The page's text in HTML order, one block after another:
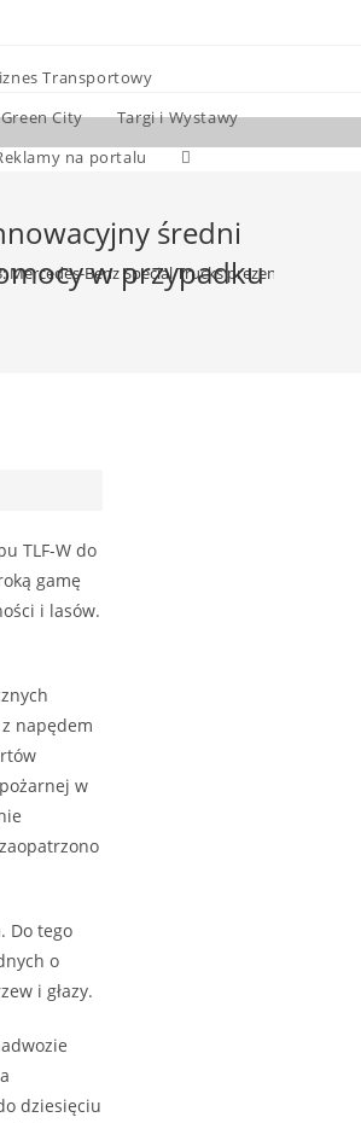
Transportowy
City
Targi i Wystawy
na portalu
średni
w przypadku
Mercedes-Benz Special Trucks prezentuje
TLF-W do
gamę
i lasów.
napędem
w
Do tego
o
i głazy.
dziesięciu